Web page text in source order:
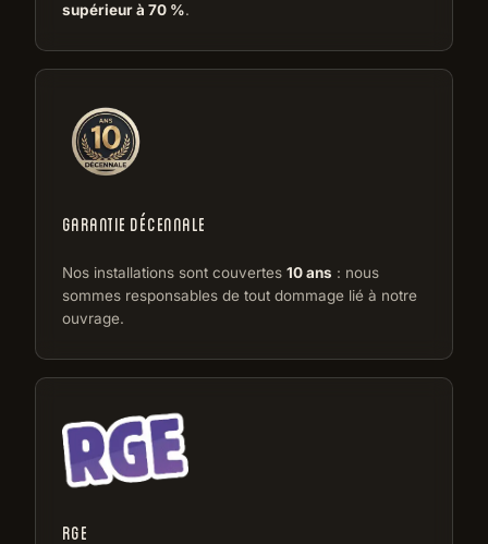
supérieur à 70 %.
GARANTIE DÉCENNALE
Nos installations sont couvertes 10 ans : nous
sommes responsables de tout dommage lié à notre
ouvrage.
RGE